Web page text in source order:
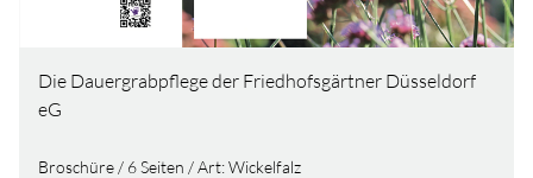
Die Dauergrabpflege der Friedhofsgärtner Düsseldorf
eG
Broschüre / 6 Seiten / Art: Wickelfalz